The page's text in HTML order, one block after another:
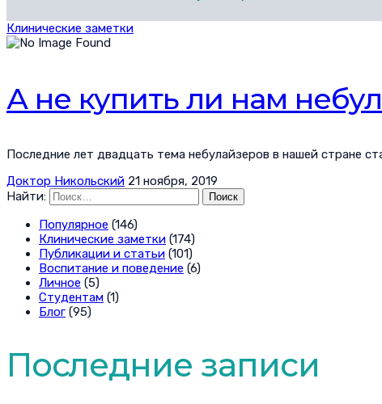
Клинические заметки
А не купить ли нам
Последние лет двадцать тема небулайзеров в нашей стране
Доктор Никольский 21 ноября, 2019
Найти:
Популярное (146)
Клинические заметки (174)
Публикации и статьи (101)
Воспитание и поведение (6)
Личное (5)
Студентам (1)
Блог (95)
Последние записи